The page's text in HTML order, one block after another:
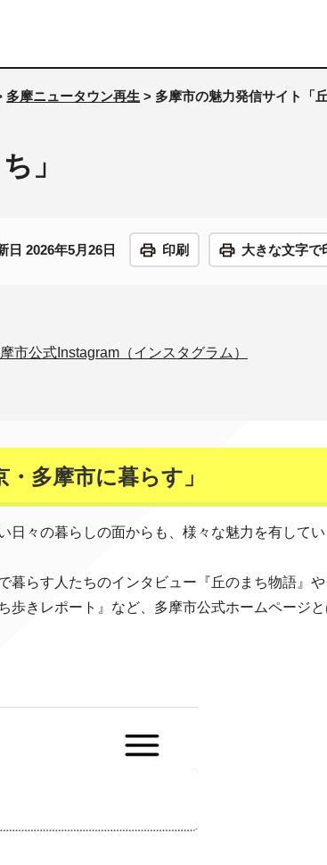
多摩ニュータウン再生 > 多摩市の魅力発信サイト「丘
」
2026年5月26日 印刷 大きな文字で
市公式Instagram（インスタグラム）
多摩市に暮らす」
々の暮らしの面からも、様々な魅力を有してい
らす人たちのインタビュー『丘のまち物語』や
歩きレポート』など、多摩市公式ホームページと